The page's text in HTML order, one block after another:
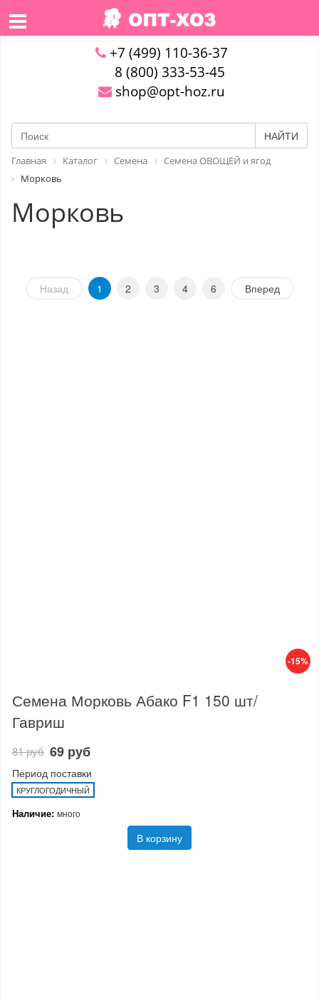
+7 (499) 110-36-37
8 (800) 333-53-45
shop@opt-hoz.ru
НАЙТИ
Главная Каталог Семена
Семена ОВОЩЕЙ и ягод
Морковь
Морковь
Назад 1 2 3 4 6 Вперед
-15%
Семена Морковь Абако F1 150 шт/
Гавриш
81 руб 69 руб
Период поставки
КРУГЛОГОДИЧНЫЙ
Наличие: много
В корзину